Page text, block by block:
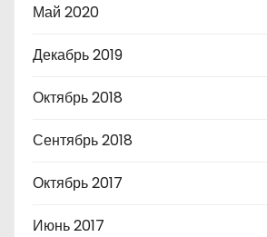
Май 2020
Декабрь 2019
Октябрь 2018
Сентябрь 2018
Октябрь 2017
Июнь 2017